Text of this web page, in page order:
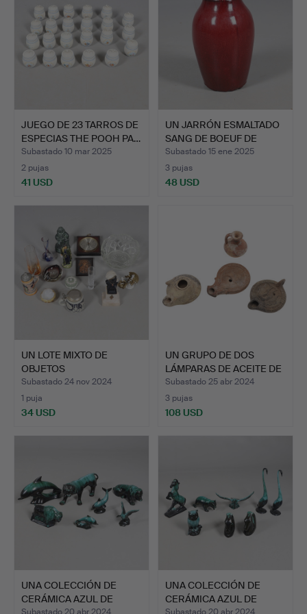
JUEGO DE 23 TARROS DE
ESPECIAS THE POOH PA…
Subastado 10 mar 2025
2 pujas
41 USD
UN JARRÓN ESMALTADO
SANG DE BOEUF DE
ESTIL…
Subastado 15 ene 2025
3 pujas
48 USD
UN LOTE MIXTO DE
OBJETOS
COLECCIONABLES VA…
Subastado 24 nov 2024
1 puja
34 USD
UN GRUPO DE DOS
LÁMPARAS DE ACEITE DE
CERÁ…
Subastado 25 abr 2024
3 pujas
108 USD
UNA COLECCIÓN DE
CERÁMICA AZUL DE
UNA COLECCIÓN DE
CERÁMICA AZUL DE